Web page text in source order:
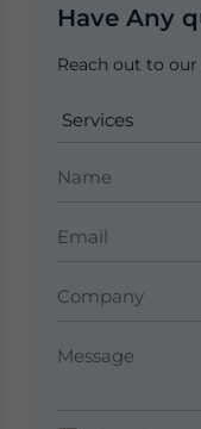
Have Any
Reach out to